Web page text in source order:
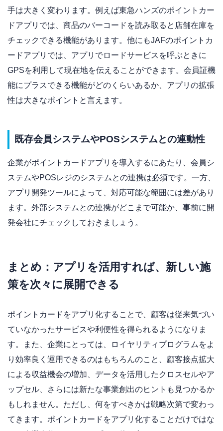
手は大きく変わります。例えば東急ハンズのポイントカー
ドアプリでは、商品のバーコードを読み取ると店舗在庫を
チェックできる機能があります。他にもJAFのポイントカ
ードアプリでは、アプリでロードサービスを呼ぶときに
GPSを利用して現在地を伝えることができます。会員証機
能にプラスできる機能がどのくらいあるか、アプリの拡張
性は大きなポイントと言えます。
既存会員システムやPOSシステムとの連動性
企業がポイントカードアプリを導入するにあたり、会員シ
ステムやPOSレジのシステムとの連携は必須です。一方、
アプリ開発ツールによって、対応可能な範囲には差があり
ます。外部システムとの連携がどこまで可能か、事前に開
発会社にチェックしておきましょう。
まとめ：アプリを活用すれば、新しい施
策を次々に展開できる
ポイントカードをアプリ化することで、顧客は従来気づい
ていなかったサービスや利便性を得られるようになりま
す。また、企業にとっては、ロイヤリティプログラムをよ
り効率良く運用できるのはもちろんのこと、顧客接点拡大
による収益機会の増加、データを活用したクロスセルやア
ップセル、さらには新たな事業創出のヒントも見つかるか
もしれません。 ただし、何をすべきかは戦略次第で変わっ
てきます。ポイントカードをアプリ化することだけではな